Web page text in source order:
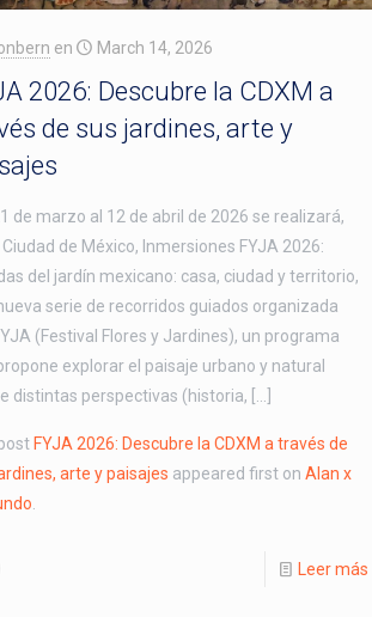
en March 14, 2026
2026: Descubre la CDXM a
de sus jardines, arte y
de marzo al 12 de abril de 2026 se realizará,
Ciudad de México, Inmersiones FYJA 2026:
del jardín mexicano: casa, ciudad y territorio,
serie de recorridos guiados organizada
(Festival Flores y Jardines), un programa
explorar el paisaje urbano y natural
distintas perspectivas (historia, […]
FYJA 2026: Descubre la CDXM a través de
arte y paisajes appeared first on Alan x
Leer más